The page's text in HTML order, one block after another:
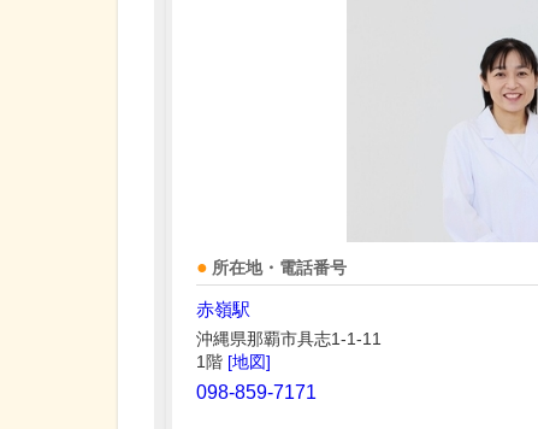
所在地・電話番号
赤嶺駅
沖縄県那覇市具志1-1-11
1階 [地図]
098-859-7171